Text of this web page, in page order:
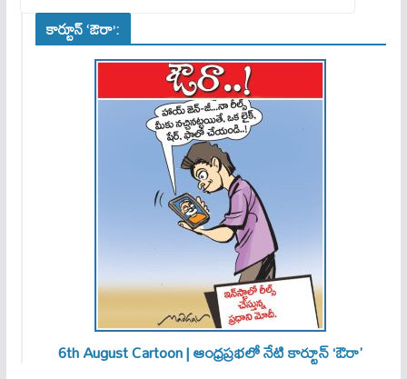
కార్టూన్ ‘ఔరా’:
6th August Cartoon | ఆంధ్రప్రభలో నేటి కార్టూన్ ‘ఔరా’